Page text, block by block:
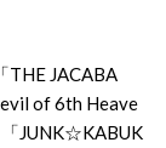
THE JACABA
of 6th Heave
JUNK☆KABUK